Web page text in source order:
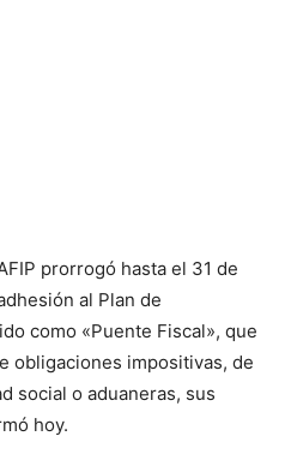
prorrogó hasta el 31 de
al Plan de
como «Puente Fiscal», que
obligaciones impositivas, de
social o aduaneras, sus
hoy.